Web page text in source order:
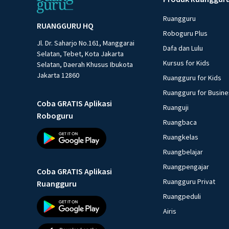
RUANGGURU HQ
Jl. Dr. Saharjo No.161, Manggarai
Selatan, Tebet, Kota Jakarta
Selatan, Daerah Khusus Ibukota
Jakarta 12860
Coba GRATIS Aplikasi
Roboguru
Coba GRATIS Aplikasi
Ruangguru
Ruangguru
Roboguru Plus
Dafa dan Lulu
Kursus for Kids
Ruangguru for Kids
Ruangguru for
Ruanguji
Ruangbaca
Ruangkelas
Ruangbelajar
Ruangpengajar
Ruangguru Privat
Ruangpeduli
Airis